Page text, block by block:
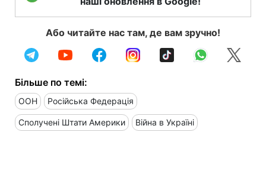
Або читайте нас там, де вам зручно!
Більше по темі:
ООН Російська Федерація
Сполучені Штати Америки Війна в Україні